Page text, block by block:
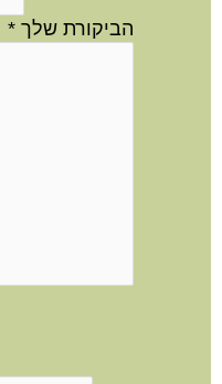
הביקורת שלך *